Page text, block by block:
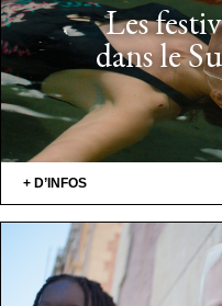
Les
dans le
+ D’INFOS